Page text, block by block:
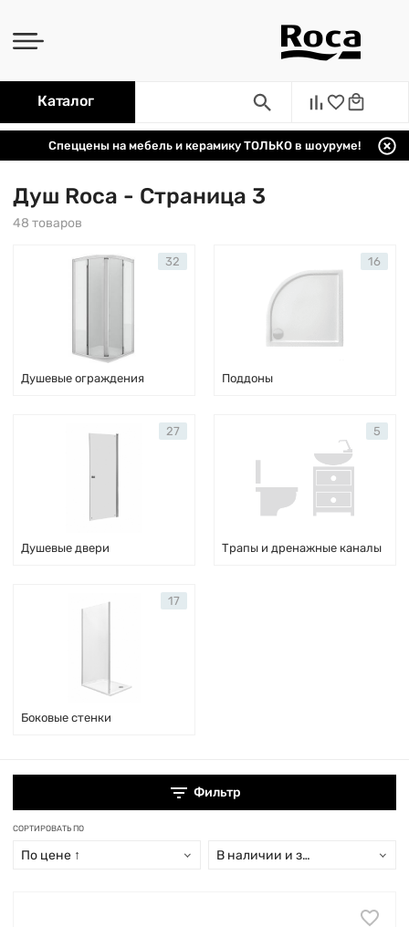
Каталог
Спеццены на мебель и керамику ТОЛЬКО в шоуруме!
Душ Roca - Страница 3
48 товаров
Душевые ограждения
32
Поддоны
16
Душевые двери
27
Трапы и дренажные каналы
5
Боковые стенки
17
Фильтр
СОРТИРОВАТЬ ПО
По цене ↑ В наличии и заказ свыше 15 дн